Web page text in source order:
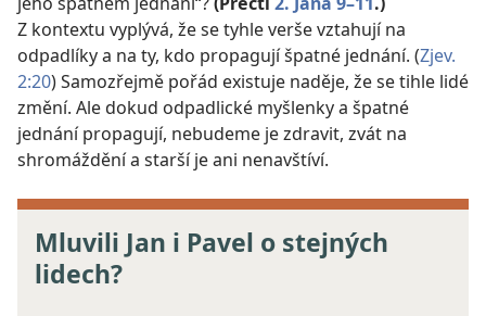
Z kontextu vyplývá, že se tyhle verše vztahují na
odpadlíky a na ty, kdo propagují špatné jednání. (Zjev.
2:20) Samozřejmě pořád existuje naděje, že se tihle lidé
změní. Ale dokud odpadlické myšlenky a špatné
jednání propagují, nebudeme je zdravit, zvát na
shromáždění a starší je ani nenavštíví.
Mluvili Jan i Pavel o stejných
lidech?